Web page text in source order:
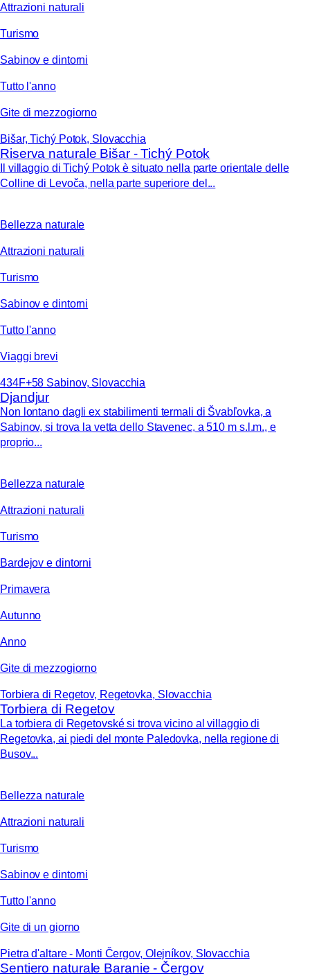
Attrazioni naturali
Turismo
Sabinov e dintorni
Tutto l'anno
Gite di mezzogiorno
Bišar, Tichý Potok, Slovacchia
Riserva naturale Bišar - Tichý Potok
Il villaggio di Tichý Potok è situato nella parte orientale delle
Colline di Levoča, nella parte superiore del...
Bellezza naturale
Attrazioni naturali
Turismo
Sabinov e dintorni
Tutto l'anno
Viaggi brevi
434F+58 Sabinov, Slovacchia
Djandjur
Non lontano dagli ex stabilimenti termali di Švabľovka, a
Sabinov, si trova la vetta dello Stavenec, a 510 m s.l.m., e
proprio...
Bellezza naturale
Attrazioni naturali
Turismo
Bardejov e dintorni
Primavera
Autunno
Anno
Gite di mezzogiorno
Torbiera di Regetov, Regetovka, Slovacchia
Torbiera di Regetov
La torbiera di Regetovské si trova vicino al villaggio di
Regetovka, ai piedi del monte Paledovka, nella regione di
Busov...
Bellezza naturale
Attrazioni naturali
Turismo
Sabinov e dintorni
Tutto l'anno
Gite di un giorno
Pietra d'altare - Monti Čergov, Olejníkov, Slovacchia
Sentiero naturale Baranie - Čergov